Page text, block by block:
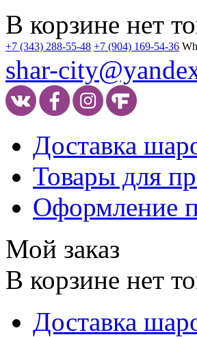
В корзине нет
+7 (343) 288-55-48 +7 (904) 169-54-36
shar-
Доставка
Товары для
Оформление
Мой заказ
В корзине нет
Доставка